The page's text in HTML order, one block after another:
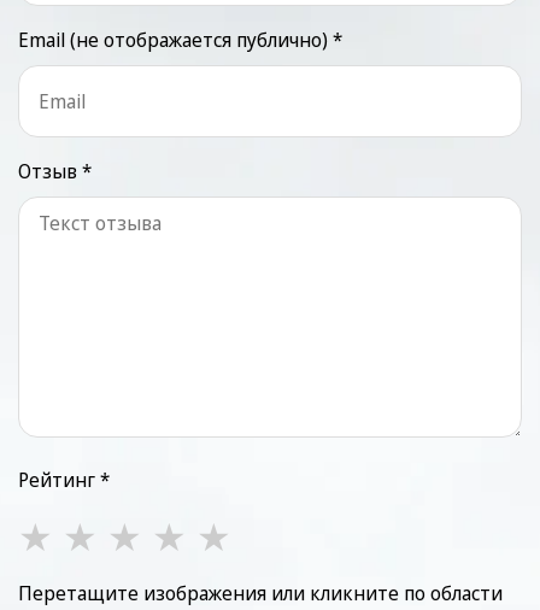
Email (не отображается публично) *
Отзыв *
Рейтинг *
★
★
★
★
★
Перетащите изображения или кликните по области